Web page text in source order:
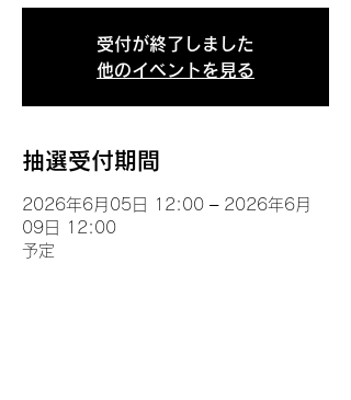
受付が終了しました
他のイベントを見る
抽選受付期間
2026年6月05日 12:00 – 2026年6月
09日 12:00
予定